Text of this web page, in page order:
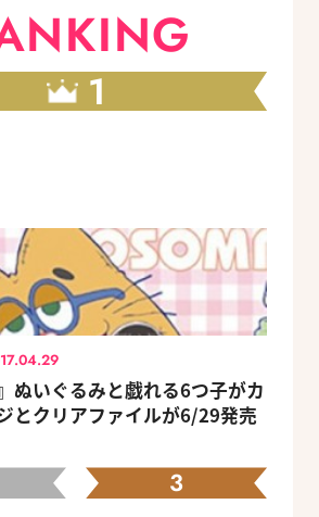
1
ぬいぐるみと戯れる6つ子がカ
とクリアファイルが6/29発売
3